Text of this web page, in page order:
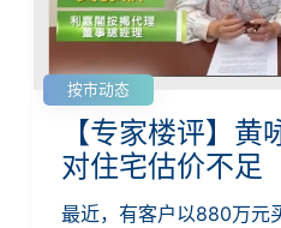
按市动态
【专家楼评】黄
对住宅估价不足
最近，有客户以880万元